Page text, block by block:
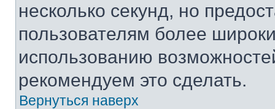
несколько секунд, но
пользователям более
использованию
рекомендуем это сделать.
Вернуться наверх